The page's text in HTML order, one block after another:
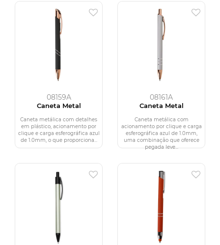
08159A
Caneta Metal
Caneta metálica com detalhes
em plástico, acionamento por
clique e carga esferográfica azul
de 1.0mm, o que proporciona...
08161A
Caneta Metal
Caneta metálica com
acionamento por clique e carga
esferográfica azul de 1.0mm,
uma combinação que oferece
pegada leve...